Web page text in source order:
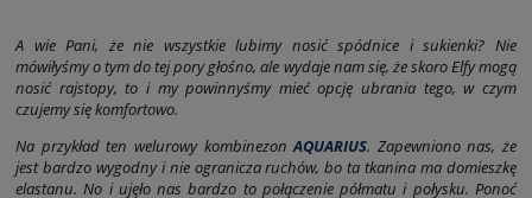
A wie Pani, że nie wszystkie lubimy nosić spódnice i sukienki? Nie
mówiłyśmy o tym do tej pory głośno, ale wydaje nam się, że skoro Elfy mogą
nosić rajstopy, to i my powinnyśmy mieć opcję ubrania tego, w czym
czujemy się komfortowo.
Na przykład ten welurowy kombinezonAQUARIUS. Zapewniono nas, że
jest bardzo wygodny i nie ogranicza ruchów, bo ta tkanina ma domieszkę
elastanu. No i ujęło nas bardzo to połączenie półmatu i połysku. Ponoć